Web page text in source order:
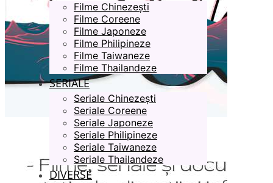
Filme Chinezești
Filme Coreene
Filme Japoneze
Filme Philipineze
Filme Taiwaneze
Filme Thailandeze
SERIALE
Seriale Chinezești
Seriale Coreene
Seriale Japoneze
Seriale Philipineze
Seriale Taiwaneze
Seriale Thailandeze
DIVERSE